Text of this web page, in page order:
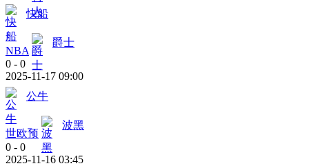
快船
NBA
爵士
0 - 0
2025-11-17 09:00
公牛
世欧预
波黑
0 - 0
2025-11-16 03:45